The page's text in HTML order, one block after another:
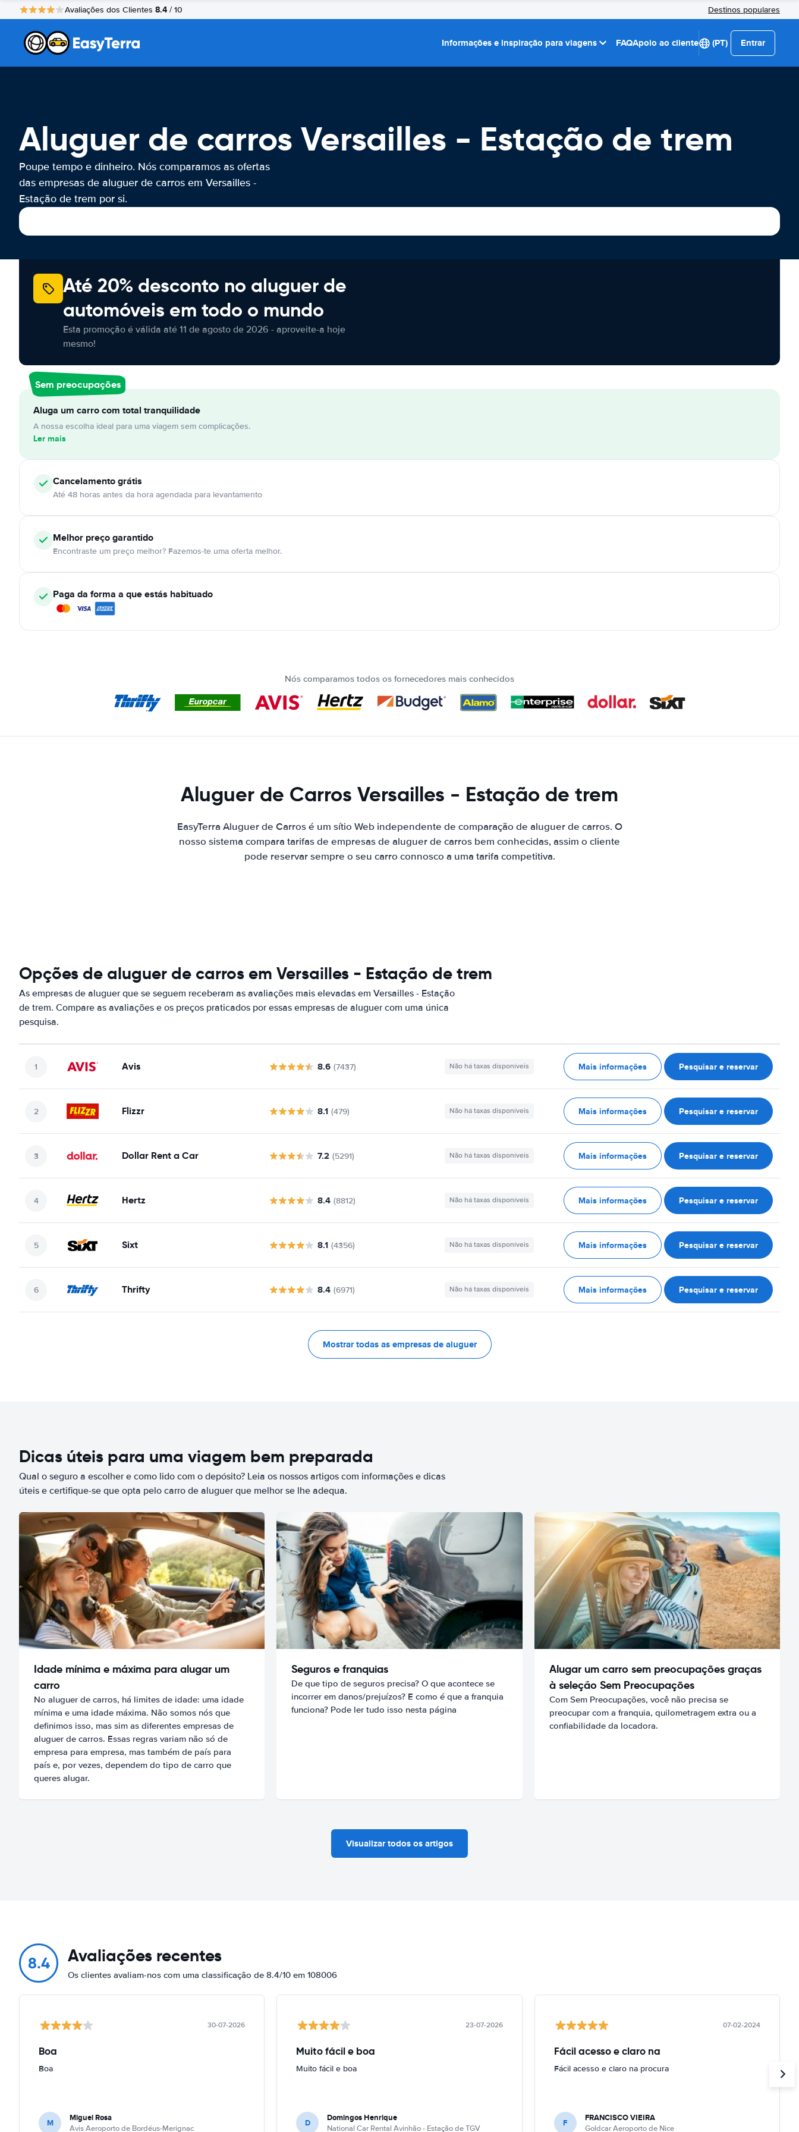
Avaliações dos Clientes 8.4 / 10 Destinos populares
Informações e inspiração para viagens FAQApoio ao cliente (PT) Entrar
Aluguer de carros Versailles - Estação de trem
Poupe tempo e dinheiro. Nós comparamos as ofertas
das empresas de aluguer de carros em Versailles -
Estação de trem por si.
Até 20% desconto no aluguer de
automóveis em todo o mundo
Esta promoção é válida até 11 de agosto de 2026 - aproveite-a hoje
mesmo!
Sem preocupações
Aluga um carro com total tranquilidade
A nossa escolha ideal para uma viagem sem complicações.
Ler mais
Cancelamentográtis
Até 48 horas antes da hora agendada para levantamento
Melhor preço garantido
Encontraste um preço melhor? Fazemos-te uma oferta melhor.
Paga da forma a que estás habituado
Nós comparamos todos os fornecedores mais conhecidos
Aluguer de Carros Versailles - Estação de trem
EasyTerra Aluguer de Carros é um sítio Web independente de comparação de aluguer de carros. O
nosso sistema compara tarifas de empresas de aluguer de carros bem conhecidas, assim o cliente
pode reservar sempre o seu carro connosco a uma tarifa competitiva.
Opções de aluguer de carros em Versailles - Estação de trem
As empresas de aluguer que se seguem receberam as avaliações mais elevadas em Versailles - Estação
de trem. Compare as avaliações e os preços praticados por essas empresas de aluguer com uma única
pesquisa.
Avis 8.6 (7437) Não há taxas disponíveis Mais informações Pesquisar e reservar
Flizzr 8.1 (479) Não há taxas disponíveis Mais informações Pesquisar e reservar
Dollar Rent a Car 7.2 (5291) Não há taxas disponíveis Mais informações Pesquisar e reservar
Hertz 8.4 (8812) Não há taxas disponíveis Mais informações Pesquisar e reservar
Sixt 8.1 (4356) Não há taxas disponíveis Mais informações Pesquisar e reservar
Thrifty 8.4 (6971) Não há taxas disponíveis Mais informações Pesquisar e reservar
Mostrar todas as empresas de aluguer
Dicas úteis para uma viagem bem preparada
Qual o seguro a escolher e como lido com o depósito? Leia os nossos artigos com informações e dicas
úteis e certifique-se que opta pelo carro de aluguer que melhor se lhe adequa.
Idade mínima e máxima para alugar um
carro
No aluguer de carros, há limites de idade: uma idade
mínima e uma idade máxima. Não somos nós que
definimos isso, mas sim as diferentes empresas de
aluguer de carros. Essas regras variam não só de
empresa para empresa, mas também de país para
país e, por vezes, dependem do tipo de carro que
queres alugar.
Seguros e franquias
De que tipo de seguros precisa? O que acontece se
incorrer em danos/prejuízos? E como é que a franquia
funciona? Pode ler tudo isso nesta página
Alugar um carro sem preocupações graças
à seleção Sem Preocupações
Com Sem Preocupações, você não precisa se
preocupar com a franquia, quilometragem extra ou a
confiabilidade da locadora.
Visualizar todos os artigos
8.4 Avaliações recentes
Os clientes avaliam-nos com uma classificação de 8.4/10 em 108006
30-07-2026
Boa
Boa
M Miguel Rosa
Avis Aeroporto de Bordéus-Merignac
23-07-2026
Muito fácil e boa
Muito fácil e boa
D Domingos Henrique
National Car Rental Avinhão - Estação de TGV
07-02-2024
Fácil acesso e claro na
Fácil acesso e claro na procura
F FRANCISCO VIEIRA
Goldcar Aeroporto de Nice